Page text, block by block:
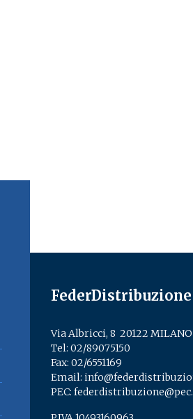
FederDistribuzione
Via Albricci, 8 ­ 20122 MILANO
Tel: 02/89075150
Fax: 02/6551169
Email:
PEC: